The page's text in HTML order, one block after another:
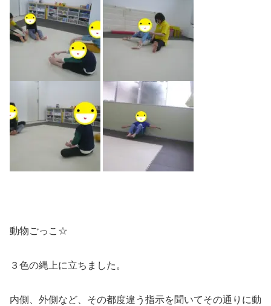
動物ごっこ☆
３色の縄上に立ちました。
内側、外側など、その都度違う指示を聞いてその通りに動